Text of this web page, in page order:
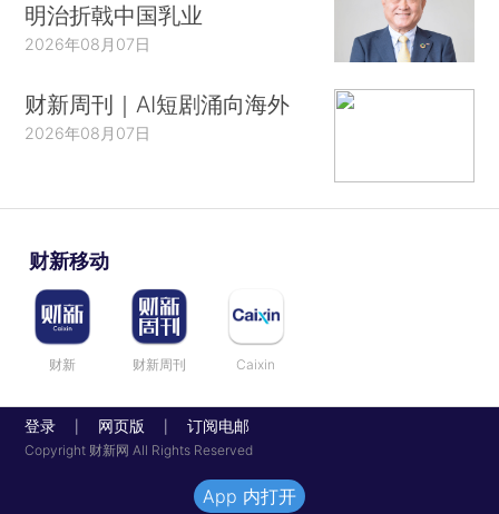
明治折戟中国乳业
2026年08月07日
财新周刊｜AI短剧涌向海外
2026年08月07日
财新移动
财新 财新周刊 Caixin
登录 网页版 订阅电邮
Copyright 财新网 All Rights Reserved
App 内打开